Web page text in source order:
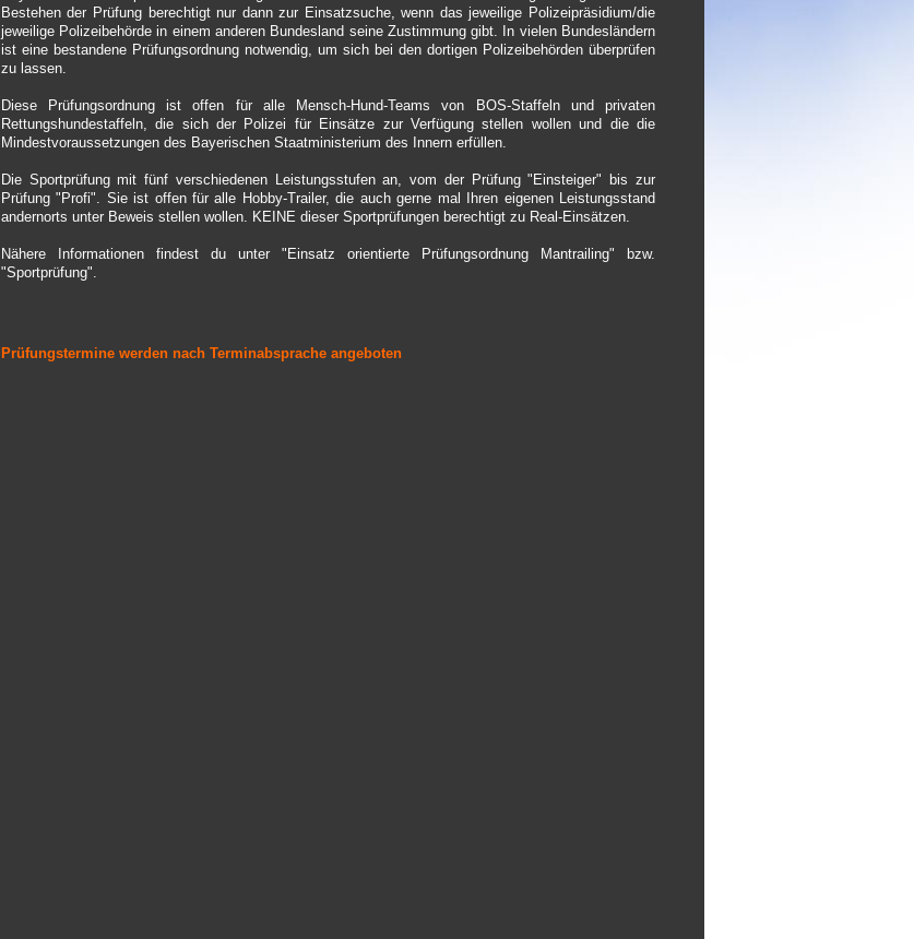
Bestehen der Prüfung berechtigt nur dann zur Einsatzsuche, wenn das jeweilige Polizeipräsidium/die
jeweilige Polizeibehörde in einem anderen Bundesland seine Zustimmung gibt. In vielen Bundesländern
ist eine bestandene Prüfungsordnung notwendig, um sich bei den dortigen Polizeibehörden überprüfen
zu lassen.
Diese Prüfungsordnung ist offen für alle Mensch-Hund-Teams von BOS-Staffeln und privaten
Rettungshundestaffeln, die sich der Polizei für Einsätze zur Verfügung stellen wollen und die die
Mindestvoraussetzungen des Bayerischen Staatministerium des Innern erfüllen.
Die Sportprüfung mit fünf verschiedenen Leistungsstufen an, vom der Prüfung "Einsteiger" bis zur
Prüfung "Profi". Sie ist offen für alle Hobby-Trailer, die auch gerne mal Ihren eigenen Leistungsstand
andernorts unter Beweis stellen wollen. KEINE dieser Sportprüfungen berechtigt zu Real-Einsätzen.
Nähere Informationen findest du unter "Einsatz orientierte Prüfungsordnung Mantrailing" bzw.
"Sportprüfung".
Prüfungstermine werden nach Terminabsprache angeboten